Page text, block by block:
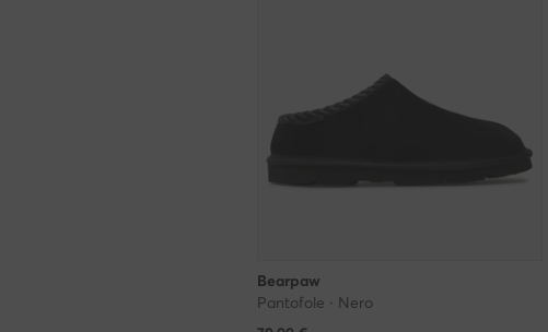
Bearpaw
Pantofole · Nero